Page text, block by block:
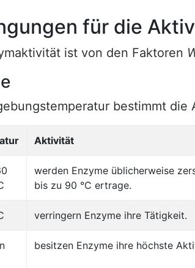
für die
ist von den Faktoren
bestimmt die
Aktivität
werden Enzyme üblicherweise
bis zu 90 °C ertrage.
verringern Enzyme ihre Tätigkeit.
besitzen Enzyme ihre höchste